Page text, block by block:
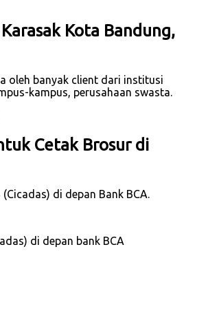
Kota Bandung,
oleh banyak client dari institusi
kampus, perusahaan swasta.
Cetak Brosur di
di depan Bank BCA.
di depan bank BCA